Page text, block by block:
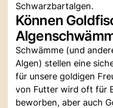
Schwarzbartalgen.
Können
Schwämme (und
Algen) stellen eine
für unsere goldigen
von Futter wird oft für
beworben, aber auch